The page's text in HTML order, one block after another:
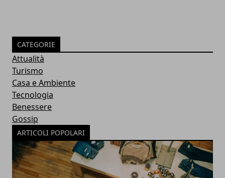
CATEGORIE
Attualità
Turismo
Casa e Ambiente
Tecnologia
Benessere
Gossip
ARTICOLI POPOLARI